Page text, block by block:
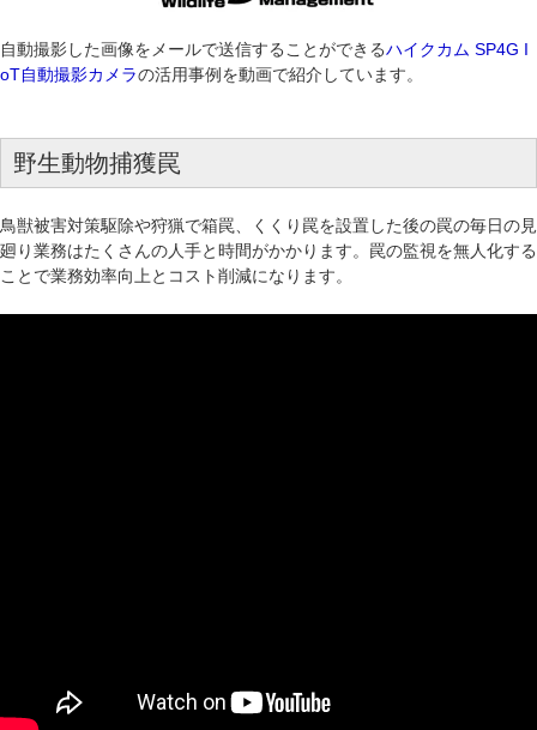
自動撮影した画像をメールで送信することができるハイクカム SP4G I
oT自動撮影カメラの活用事例を動画で紹介しています。
野生動物捕獲罠
鳥獣被害対策駆除や狩猟で箱罠、くくり罠を設置した後の罠の毎日の見
廻り業務はたくさんの人手と時間がかかります。罠の監視を無人化する
ことで業務効率向上とコスト削減になります。